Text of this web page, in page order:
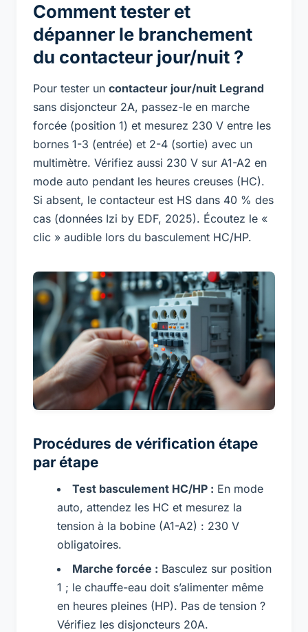
Comment tester et
dépanner le branchement
du contacteur jour/nuit ?
Pour tester un contacteur jour/nuit Legrand
sans disjoncteur 2A, passez-le en marche
forcée (position 1) et mesurez 230 V entre les
bornes 1-3 (entrée) et 2-4 (sortie) avec un
multimètre. Vérifiez aussi 230 V sur A1-A2 en
mode auto pendant les heures creuses (HC).
Si absent, le contacteur est HS dans 40 % des
cas (données Izi by EDF, 2025). Écoutez le «
clic » audible lors du basculement HC/HP.
Procédures de vérification étape
par étape
Test basculement HC/HP : En mode
auto, attendez les HC et mesurez la
tension à la bobine (A1-A2) : 230 V
obligatoires.
Marche forcée : Basculez sur position
1 ; le chauffe-eau doit s’alimenter même
en heures pleines (HP). Pas de tension ?
Vérifiez les disjoncteurs 20A.